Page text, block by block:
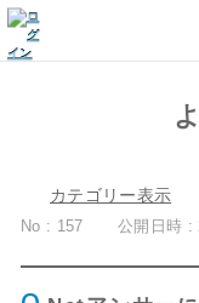
カテゴリー表示
No : 157 公開日時 :